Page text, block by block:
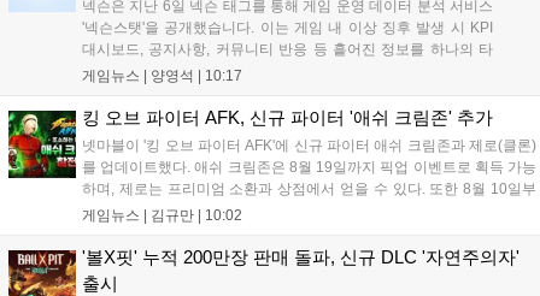
넥슨은 지난 6일 넥슨 태그를 통해 게임 운영 데이터 분석 서비스
'넥슨스탯'을 공개했습니다. 이는 게임 내 이상 징후 발생 시 KPI
대시보드, 공지사항, 커뮤니티 반응 등 흩어진 정보를 하나의 타
임라인에 연결해 원인을 빠르게 파악하도록 돕는 관제 허브입니
중심의 운영 방식을 사전 대비 체계로 전환하며 데이터 기반의 효
율적인 의사결정을 지원하고 있습니다....
게임뉴스 | 양영석 10:17
킹 오브 파이터 AFK, 신규 파이터 '애쉬 크림존' 추가
넷마블이 '킹 오브 파이터 AFK'에 신규 파이터 애쉬 크림존과 제로(클론)
를 업데이트했다. 애쉬 크림존은 8월 19일까지 픽업 이벤트로 획득 가능
하며, 제로는 프리미엄 소환과 상점에서 얻을 수 있다. 또한 8월 10일부
터 14일까지 럭키 엘피 이벤트로 론을, 13일부터 26일까지 트로피칼 아
로 전략적 전투의 재미가 더욱 강화될 것으로 기대된다....
게임뉴스 | 김규만 10:02
'볼X핏' 누적 200만장 판매 돌파, 신규 DLC '자연주의자'
출시